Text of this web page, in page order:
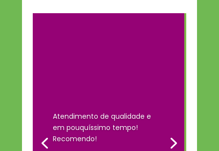
Atendimento de qualidade e
em pouquíssimo tempo!
Recomendo!